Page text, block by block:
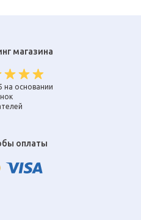
магазина
на основании
оплаты